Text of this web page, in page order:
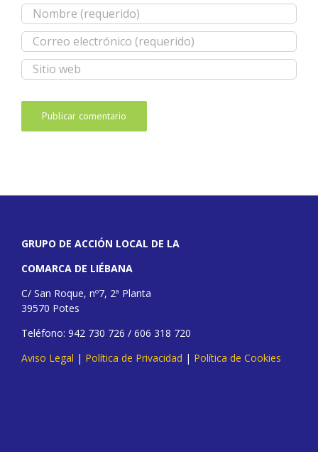
GRUPO DE ACCIÓN LOCAL DE LA
COMARCA DE LIÉBANA
C/ San Roque, nº7, 2ª Planta
39570 Potes
Teléfono: 942 730 726 / 606 318 720
Aviso Legal | Política de Privacidad | Política de Cookies